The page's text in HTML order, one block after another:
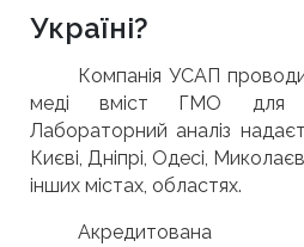
Україні?
Компанія УСАП
меді вміст ГМО для
Лабораторний аналіз
Києві, Дніпрі, Одесі,
інших містах, областях.